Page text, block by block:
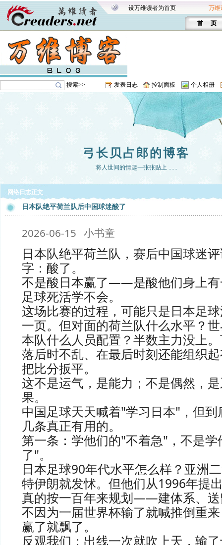
设万维读者为首页 万维
首 页
搜索>> 发表日志 控制面板 个人相册
弓长贝占郎的博客
将人世间的情趣一张张贴上 ......
网络日志正文
日本队绝平荷兰队后中国球迷酸了
2026-06-15 小书童
日本队绝平荷兰队，赛后中国球迷
字：酸了。
不是酸日本赢了——是酸他们身上有
足球死活学不会。
这场比赛的过程，可能只是日本足
一页。但对面的荷兰队什么水平？
本队什么人员配置？半数主力没上
落后时不乱、在最后时刻还能组织
把比分扳平。
这不是运气，是能力；不是偶然，
果。
中国足球天天喊着"学习日本"，但
几条真正有用的。
第一条：学他们的"不着急"，不是
了"。
日本足球90年代水平怎么样？亚洲
特伊朗就发怵。但他们从1996年提
真的按一百年来规划——建体系、送
不因为一届世界杯输了就喊推倒重
赢了就飘了。
反观我们：出线一次就吹上天，输